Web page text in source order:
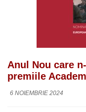
Anul Nou care
premiile
6 NOIEMBRIE 2024